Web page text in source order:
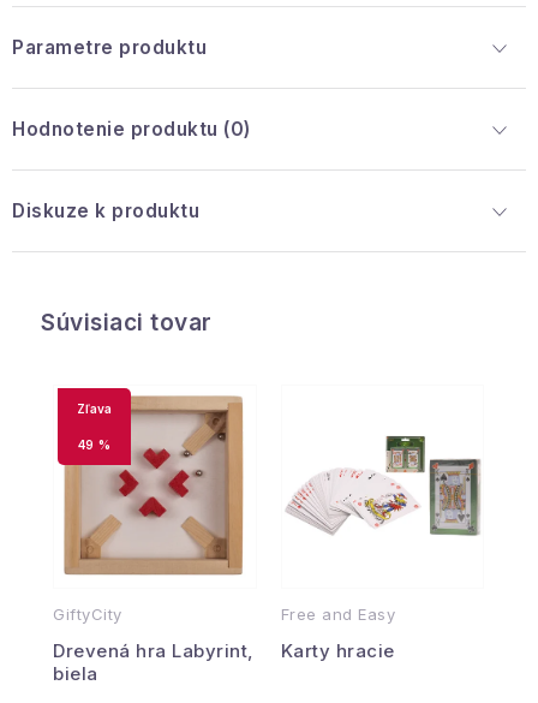
Parametre produktu
Hodnotenie produktu (0)
Diskuze k produktu
Súvisiaci tovar
GiftyCity
Drevená hra Labyrint,
biela
49 %
Free and Easy
Karty hracie